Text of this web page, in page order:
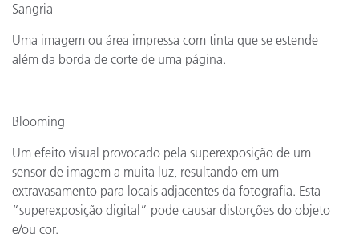
Sangria
Uma imagem ou área impressa com tinta que se estende
além da borda de corte de uma página.
Blooming
Um efeito visual provocado pela superexposição de um
sensor de imagem a muita luz, resultando em um
extravasamento para locais adjacentes da fotografia. Esta
“superexposição digital” pode causar distorções do objeto
e/ou cor.